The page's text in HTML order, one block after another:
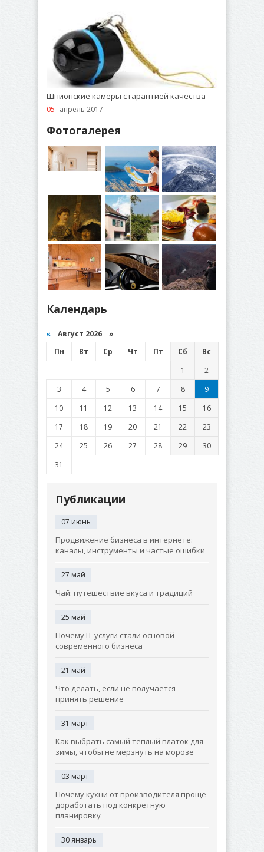
Шпионские камеры с гарантией качества
05 апрель 2017
Фотогалерея
Календарь
« Август 2026 »
Пн
Вт Ср Чт Пт Сб
Вс
1
2
3
4 5 6 7 8
9
10
11 12 13 14 15
16
17
18 19 20 21 22
23
24
25 26 27 28 29
30
31
Публикации
07 июнь
Продвижение бизнеса в интернете:
каналы, инструменты и частые ошибки
27 май
Чай: путешествие вкуса и традиций
25 май
Почему IT-услуги стали основой
современного бизнеса
21 май
Что делать, если не получается
принять решение
31 март
Как выбрать самый теплый платок для
зимы, чтобы не мерзнуть на морозе
03 март
Почему кухни от производителя проще
доработать под конкретную
планировку
30 январь